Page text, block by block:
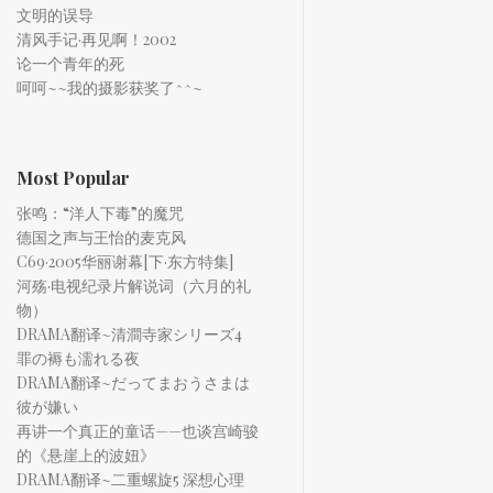
文明的误导
清风手记·再见啊！2002
论一个青年的死
呵呵~~我的摄影获奖了^^~
Most Popular
张鸣：“洋人下毒”的魔咒
德国之声与王怡的麦克风
C69·2005华丽谢幕[下·东方特集]
河殇·电视纪录片解说词（六月的礼
物）
DRAMA翻译~清澗寺家シリーズ4
罪の褥も濡れる夜
DRAMA翻译~だってまおうさまは
彼が嫌い
再讲一个真正的童话——也谈宫崎骏
的《悬崖上的波妞》
DRAMA翻译~二重螺旋5 深想心理